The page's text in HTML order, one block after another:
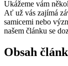
Ukážeme vám
Ať už vás zajímá
samicemi nebo
našem článku se
Obsah